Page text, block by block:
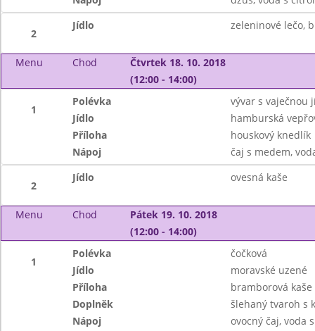
2
Jídlo zeleninové lečo,
Menu Chod
Čtvrtek 18. 10. 2018
(12:00 - 14:00)
1
Polévka
vývar s vaječnou
Jídlo
hamburská
Příloha
houskový knedlík
Nápoj
čaj s medem,
2
Jídlo ovesná kaše
Menu Chod
Pátek 19. 10. 2018
(12:00 - 14:00)
1
Polévka
čočková
Jídlo
moravské uzené
Příloha
bramborová kaše
Doplněk
šlehaný tvaroh s
Nápoj
ovocný čaj, voda